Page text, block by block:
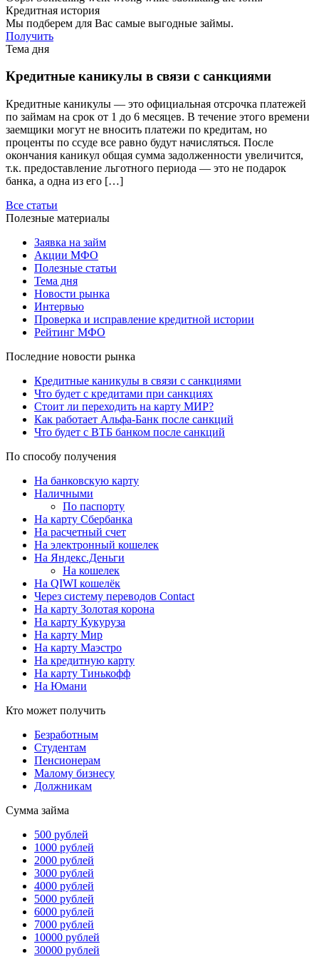
Кредитная история
Мы подберем для Вас самые выгодные займы.
Получить
Тема дня
Кредитные каникулы в связи с санкциями
Кредитные каникулы — это официальная отсрочка платежей
по займам на срок от 1 до 6 месяцев. В течение этого времени
заемщики могут не вносить платежи по кредитам, но
проценты по ссуде все равно будут начисляться. После
окончания каникул общая сумма задолженности увеличится,
т.к. предоставление льготного периода — это не подарок
банка, а одна из его […]
Все статьи
Полезные материалы
Заявка на займ
Акции МФО
Полезные статьи
Тема дня
Новости рынка
Интервью
Проверка и исправление кредитной истории
Рейтинг МФО
Последние новости рынка
Кредитные каникулы в связи с санкциями
Что будет с кредитами при санкциях
Стоит ли переходить на карту МИР?
Как работает Альфа-Банк после санкций
Что будет с ВТБ банком после санкций
По способу получения
На банковскую карту
Наличными
По паспорту
На карту Сбербанка
На расчетный счет
На электронный кошелек
На Яндекс.Деньги
На кошелек
На QIWI кошелёк
Через систему переводов Contact
На карту Золотая корона
На карту Кукуруза
На карту Мир
На карту Маэстро
На кредитную карту
На карту Тинькофф
На Юмани
Кто может получить
Безработным
Студентам
Пенсионерам
Малому бизнесу
Должникам
Сумма займа
500 рублей
1000 рублей
2000 рублей
3000 рублей
4000 рублей
5000 рублей
6000 рублей
7000 рублей
10000 рублей
30000 рублей